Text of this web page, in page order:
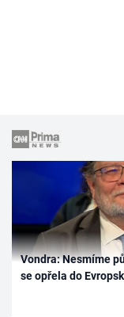
Vondra: Nesmíme
se opřela do